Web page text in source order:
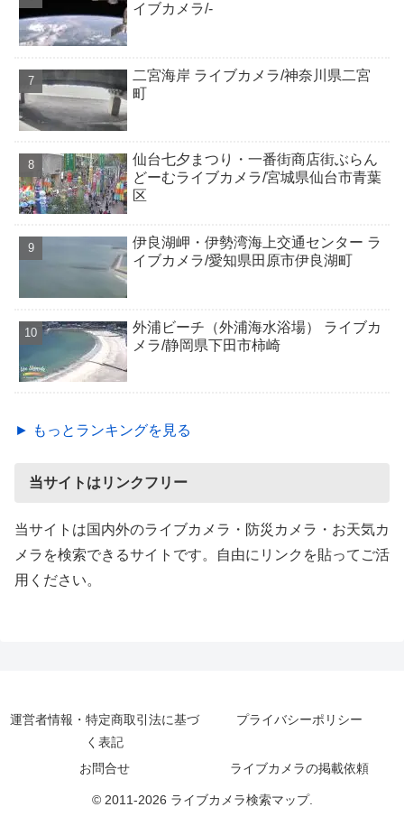
イブカメラ/-
二宮海岸 ライブカメラ/神奈川県二宮
町
仙台七夕まつり・一番街商店街ぶらん
どーむライブカメラ/宮城県仙台市青葉
区
伊良湖岬・伊勢湾海上交通センター ラ
イブカメラ/愛知県田原市伊良湖町
外浦ビーチ（外浦海水浴場） ライブカ
メラ/静岡県下田市柿崎
► もっとランキングを見る
当サイトはリンクフリー
当サイトは国内外のライブカメラ・防災カメラ・お天気カ
メラを検索できるサイトです。自由にリンクを貼ってご活
用ください。
運営者情報・特定商取引法に基づ
く表記
プライバシーポリシー
お問合せ ライブカメラの掲載依頼
© 2011-2026 ライブカメラ検索マップ.